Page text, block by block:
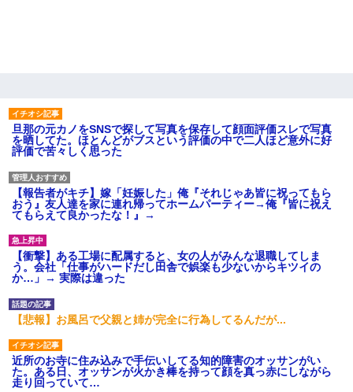
旦那の元カノをSNSで探して写真を保存して顔面評価スレで写真
を晒してた。ほとんどがブスという評価の中で二人ほど意外に好
評価で苦々しく思った
【報告者がキチ】嫁「妊娠した」俺『それじゃあ皆に祝ってもら
おう』友人達を家に連れ帰ってホームパーティー→俺『皆に祝え
てもらえて良かったな！』→
【衝撃】ある工場に配属すると、女の人がみんな退職してしま
う。会社「仕事がハードだし田舎で娯楽も少ないからキツイの
か…」→ 実際は違った
【悲報】お風呂で父親と姉が完全に行為してるんだが...
近所のお寺に住み込みで手伝いしてる知的障害のオッサンがい
た。ある日、オッサンが火かき棒を持って顔を真っ赤にしながら
走り回っていて…